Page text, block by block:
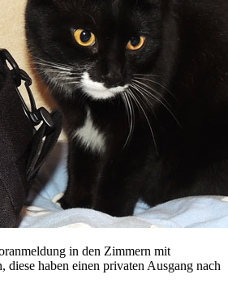
in den Zimmern mit
diese haben einen privaten Ausgang nach